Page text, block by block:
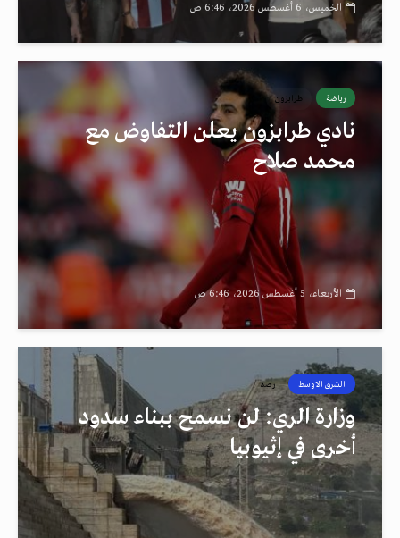
الخميس، 6 أغسطس 2026، 6:46 ص
رياضة طرابزون
نادي طرابزون يعلن التفاوض مع
محمد صلاح
الأربعاء، 5 أغسطس 2026، 6:46 ص
الشرق الاوسط رصد
وزارة الري: لن نسمح ببناء سدود
أخرى في إثيوبيا